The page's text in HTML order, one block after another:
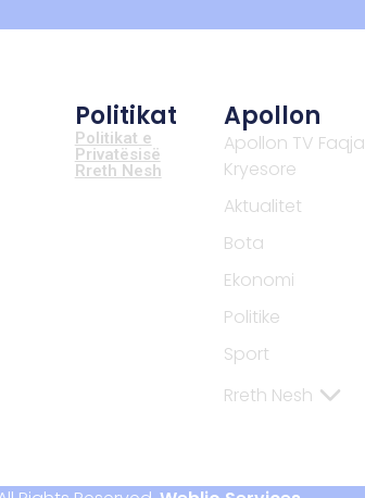
Politikat
Politikat e
Privatësisë
Rreth Nesh
Apollon
Apollon TV Faqja
Kryesore
Aktualitet
Bota
Ekonomi
Politike
Sport
Rreth Nesh